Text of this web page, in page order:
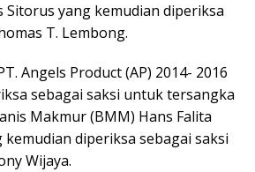
Sitorus yang kemudian diperiksa
T. Lembong.
Angels Product (AP) 2014- 2016
sebagai saksi untuk tersangka
Makmur (BMM) Hans Falita
kemudian diperiksa sebagai saksi
Wijaya.